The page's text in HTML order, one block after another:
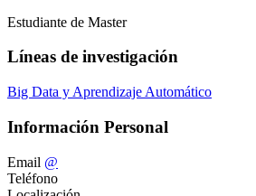
Estudiante de Master
Líneas de investigación
Big Data y Aprendizaje Automático
Información Personal
Email @
Teléfono